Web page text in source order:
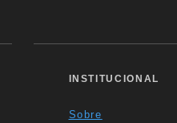
INSTITUCIONAL
Sobre